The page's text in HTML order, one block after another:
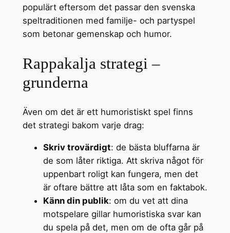
populärt eftersom det passar den svenska
speltraditionen med familje- och partyspel
som betonar gemenskap och humor.
Rappakalja strategi –
grunderna
Även om det är ett humoristiskt spel finns
det strategi bakom varje drag:
Skriv trovärdigt: de bästa bluffarna är
de som låter riktiga. Att skriva något för
uppenbart roligt kan fungera, men det
är oftare bättre att låta som en faktabok.
Känn din publik: om du vet att dina
motspelare gillar humoristiska svar kan
du spela på det, men om de ofta går på